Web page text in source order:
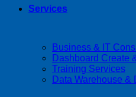
Services
Business & IT
Dashboard Create
Training Services
Data Warehouse &